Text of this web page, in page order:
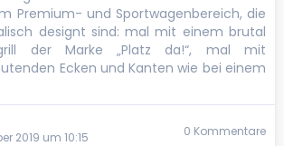
Premium- und Sportwagenbereich, die
designt sind: mal mit einem brutal
der Marke „Platz da!“, mal mit
Ecken und Kanten wie bei einem
2019 um 10:15
0 Kommentare